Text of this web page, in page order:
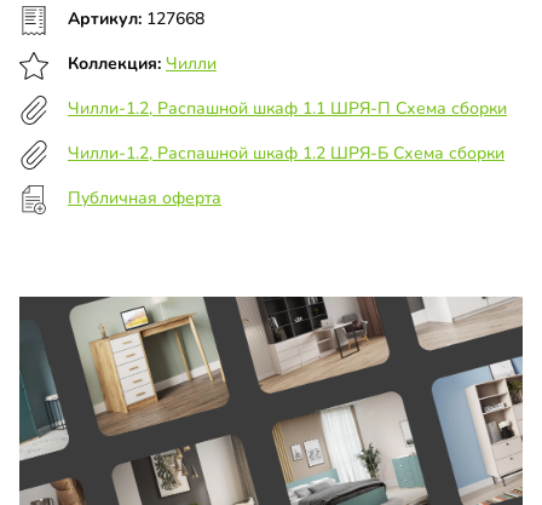
Артикул: 127668
Коллекция: Чилли
Чилли-1.2, Распашной шкаф 1.1 ШРЯ-П Схема сборки
Чилли-1.2, Распашной шкаф 1.2 ШРЯ-Б Схема сборки
Публичная оферта